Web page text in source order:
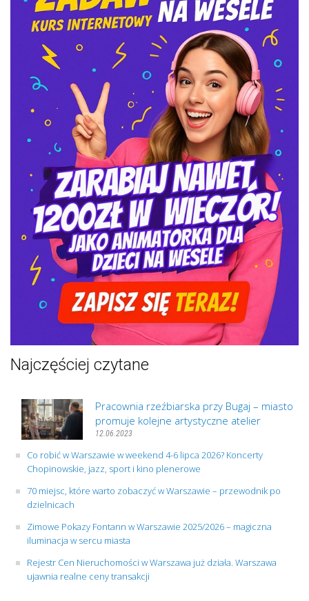
Najczęściej czytane
Pracownia rzeźbiarska przy Bugaj – miasto
promuje kolejne artystyczne atelier
12.06.2023
Co robić w Warszawie w weekend 4-6 lipca 2026? Koncerty
Chopinowskie, jazz, sport i kino plenerowe
70 miejsc, które warto zobaczyć w Warszawie – przewodnik po
dzielnicach
Zimowe Pokazy Fontann w Warszawie 2025/2026 – magiczna
iluminacja w sercu miasta
Rejestr Cen Nieruchomości w Warszawa już działa. Warszawa
ujawnia realne ceny transakcji